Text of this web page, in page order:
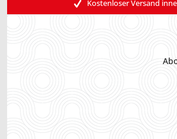
Kostenloser Versand